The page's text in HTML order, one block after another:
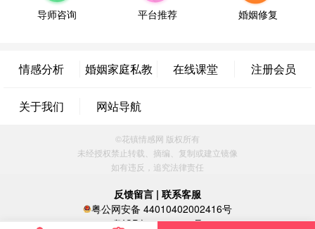
辽宁-大连 176****2843
39分钟前
属情感方案
微信用户 墨笙 通过此页面咨询，已获得专属情感方
案
江苏-苏州 188****5187
微信用户 谢思明 通过此页面咨询，已获得专属情感
方案
广东-佛山 139****6034
导师咨询 平台推荐 婚姻修复
情感分析 婚姻家庭私教 在线课堂 注册会员
关于我们 网站导航
©花镇情感网 版权所有
未经授权禁止转载、摘编、复制或建立镜像
如有违反，追究法律责任
反馈留言 | 联系客服
粤公网安备 44010402002416号
粤ICP备16060296号